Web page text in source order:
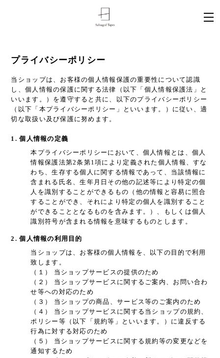
プライバシーポリシー
当ショップは、お客様の個人情報保護の重要性について認識
し、個人情報の保護に関する法律（以下「個人情報保護法」と
いいます。）を遵守すると共に、以下のプライバシーポリシー
（以下「本プライバシーポリシー」といいます。）に従い、適
切な取扱い及び保護に努めます。
1. 個人情報の定義
本プライバシーポリシーにおいて、個人情報とは、個人
情報保護法第2条第1項により定義された個人情報、すな
わち、生存する個人に関する情報であって、当該情報に
含まれる氏名、生年月日その他の記述等により特定の個
人を識別することができるもの（他の情報と容易に照合
することができ、それにより特定の個人を識別すること
ができることとなるものを含みます。）、もしくは個人
識別符号が含まれる情報を意味するものとします。
2. 個人情報の利用目的
当ショップは、お客様の個人情報を、以下の目的で利用
致します。
（１） 当ショップサービスの提供のため
（２） 当ショップサービスに関するご案内、お問い合わ
せ等への対応のため
（３） 当ショップの商品、サービス等のご案内のため
（４） 当ショップサービスに関する当ショップの規約、
ポリシー等（以下「規約等」といいます。）に違反する
行為に対する対応のため
（５） 当ショップサービスに関する規約等の変更などを
通知するため